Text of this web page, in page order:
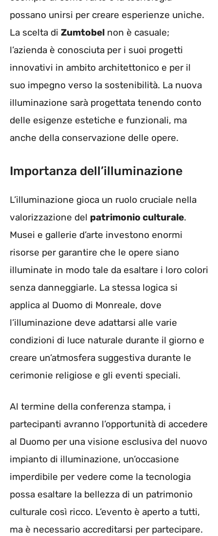
possano unirsi per creare esperienze uniche.
La scelta di Zumtobel non è casuale;
l’azienda è conosciuta per i suoi progetti
innovativi in ambito architettonico e per il
suo impegno verso la sostenibilità. La nuova
illuminazione sarà progettata tenendo conto
delle esigenze estetiche e funzionali, ma
anche della conservazione delle opere.
Importanza dell’illuminazione
L’illuminazione gioca un ruolo cruciale nella
valorizzazione del patrimonio culturale.
Musei e gallerie d’arte investono enormi
risorse per garantire che le opere siano
illuminate in modo tale da esaltare i loro colori
senza danneggiarle. La stessa logica si
applica al Duomo di Monreale, dove
l’illuminazione deve adattarsi alle varie
condizioni di luce naturale durante il giorno e
creare un’atmosfera suggestiva durante le
cerimonie religiose e gli eventi speciali.
Al termine della conferenza stampa, i
partecipanti avranno l’opportunità di accedere
al Duomo per una visione esclusiva del nuovo
impianto di illuminazione, un’occasione
imperdibile per vedere come la tecnologia
possa esaltare la bellezza di un patrimonio
culturale così ricco. L’evento è aperto a tutti,
ma è necessario accreditarsi per partecipare.